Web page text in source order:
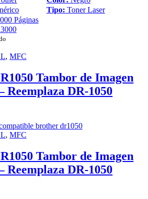
Tipo: Toner Laser
Páginas
, MFC
Tambor de Imagen
Reemplaza DR-1050
, MFC
Tambor de Imagen
Reemplaza DR-1050